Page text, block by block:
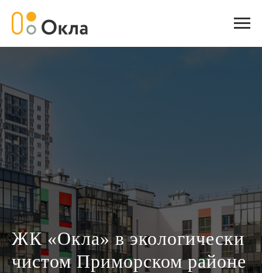
ЖК «Окла» в экологически
чистом Приморском районе